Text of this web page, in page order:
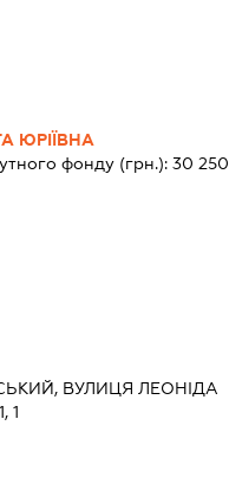
ЮРІЇВНА
фонду (грн.):30 250
ВУЛИЦЯ ЛЕОНІДА
1